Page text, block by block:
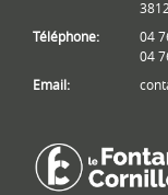
Téléphone:
04
04
Email: